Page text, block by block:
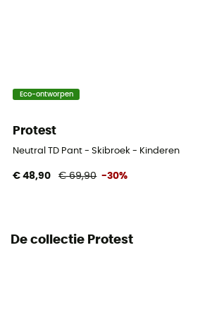
Eco-ontworpen
Protest
Neutral TD Pant - Skibroek - Kinderen
€ 48,90 € 69,90 -30%
De collectie Protest